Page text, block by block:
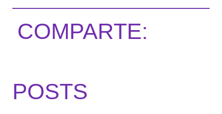
COMPARTE:
POSTS